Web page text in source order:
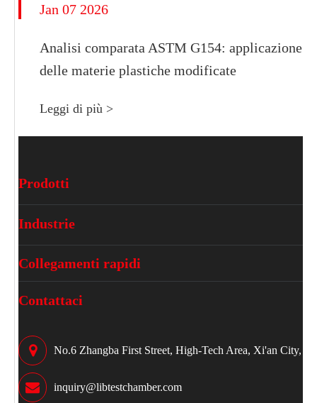
Jan 07 2026
Analisi comparata ASTM G154: applicazione
delle materie plastiche modificate
Leggi di più >
Prodotti
Industrie
Collegamenti rapidi
Contattaci
No.6 Zhangba First Street, High-Tech Area, Xi'an City,
inquiry@libtestchamber.com